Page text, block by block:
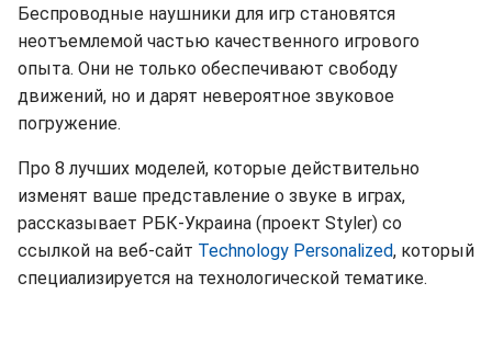
Беспроводные наушники для игр становятся
неотъемлемой частью качественного игрового
опыта. Они не только обеспечивают свободу
движений, но и дарят невероятное звуковое
погружение.
Про 8 лучших моделей, которые действительно
изменят ваше представление о звуке в играх,
рассказывает РБК-Украина (проект Styler) со
ссылкой на веб-сайт Technology Personalized, который
специализируется на технологической тематике.